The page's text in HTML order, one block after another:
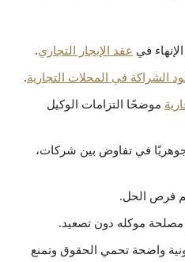
في عقد الإيجار التجاري.
الشراكة في المحلات التجارية.
موضحًا التزامات الوكيل
في تفاوض بين شركات،
فرص الحل.
مصلحة موكله دون تصعيد.
واضحة تحمي الحقوق وتمنع